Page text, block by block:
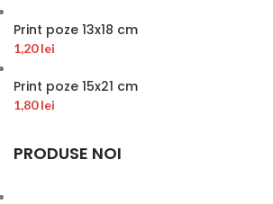
Print poze 13x18 cm
1,20lei
Print poze 15x21 cm
1,80lei
PRODUSE NOI